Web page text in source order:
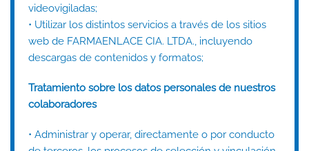
videovigiladas;
• Utilizar los distintos servicios a través de los sitios
web de FARMAENLACE CIA. LTDA., incluyendo
descargas de contenidos y formatos;
Tratamiento sobre los datos personales de nuestros
colaboradores
• Administrar y operar, directamente o por conducto